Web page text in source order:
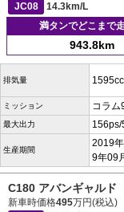
JC08
14.3km/L
満タンでどこまで
943.8km
排気量 1595cc
ミッション コラム
最大出力
生産期間
2019
9年09
C180 アバンギャルド
新車時価格495万円(税込)